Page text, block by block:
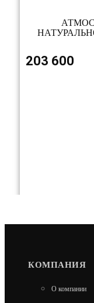
203 600
КОМПАНИЯ
О компании